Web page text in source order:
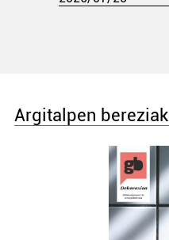
Argitalpen bereziak